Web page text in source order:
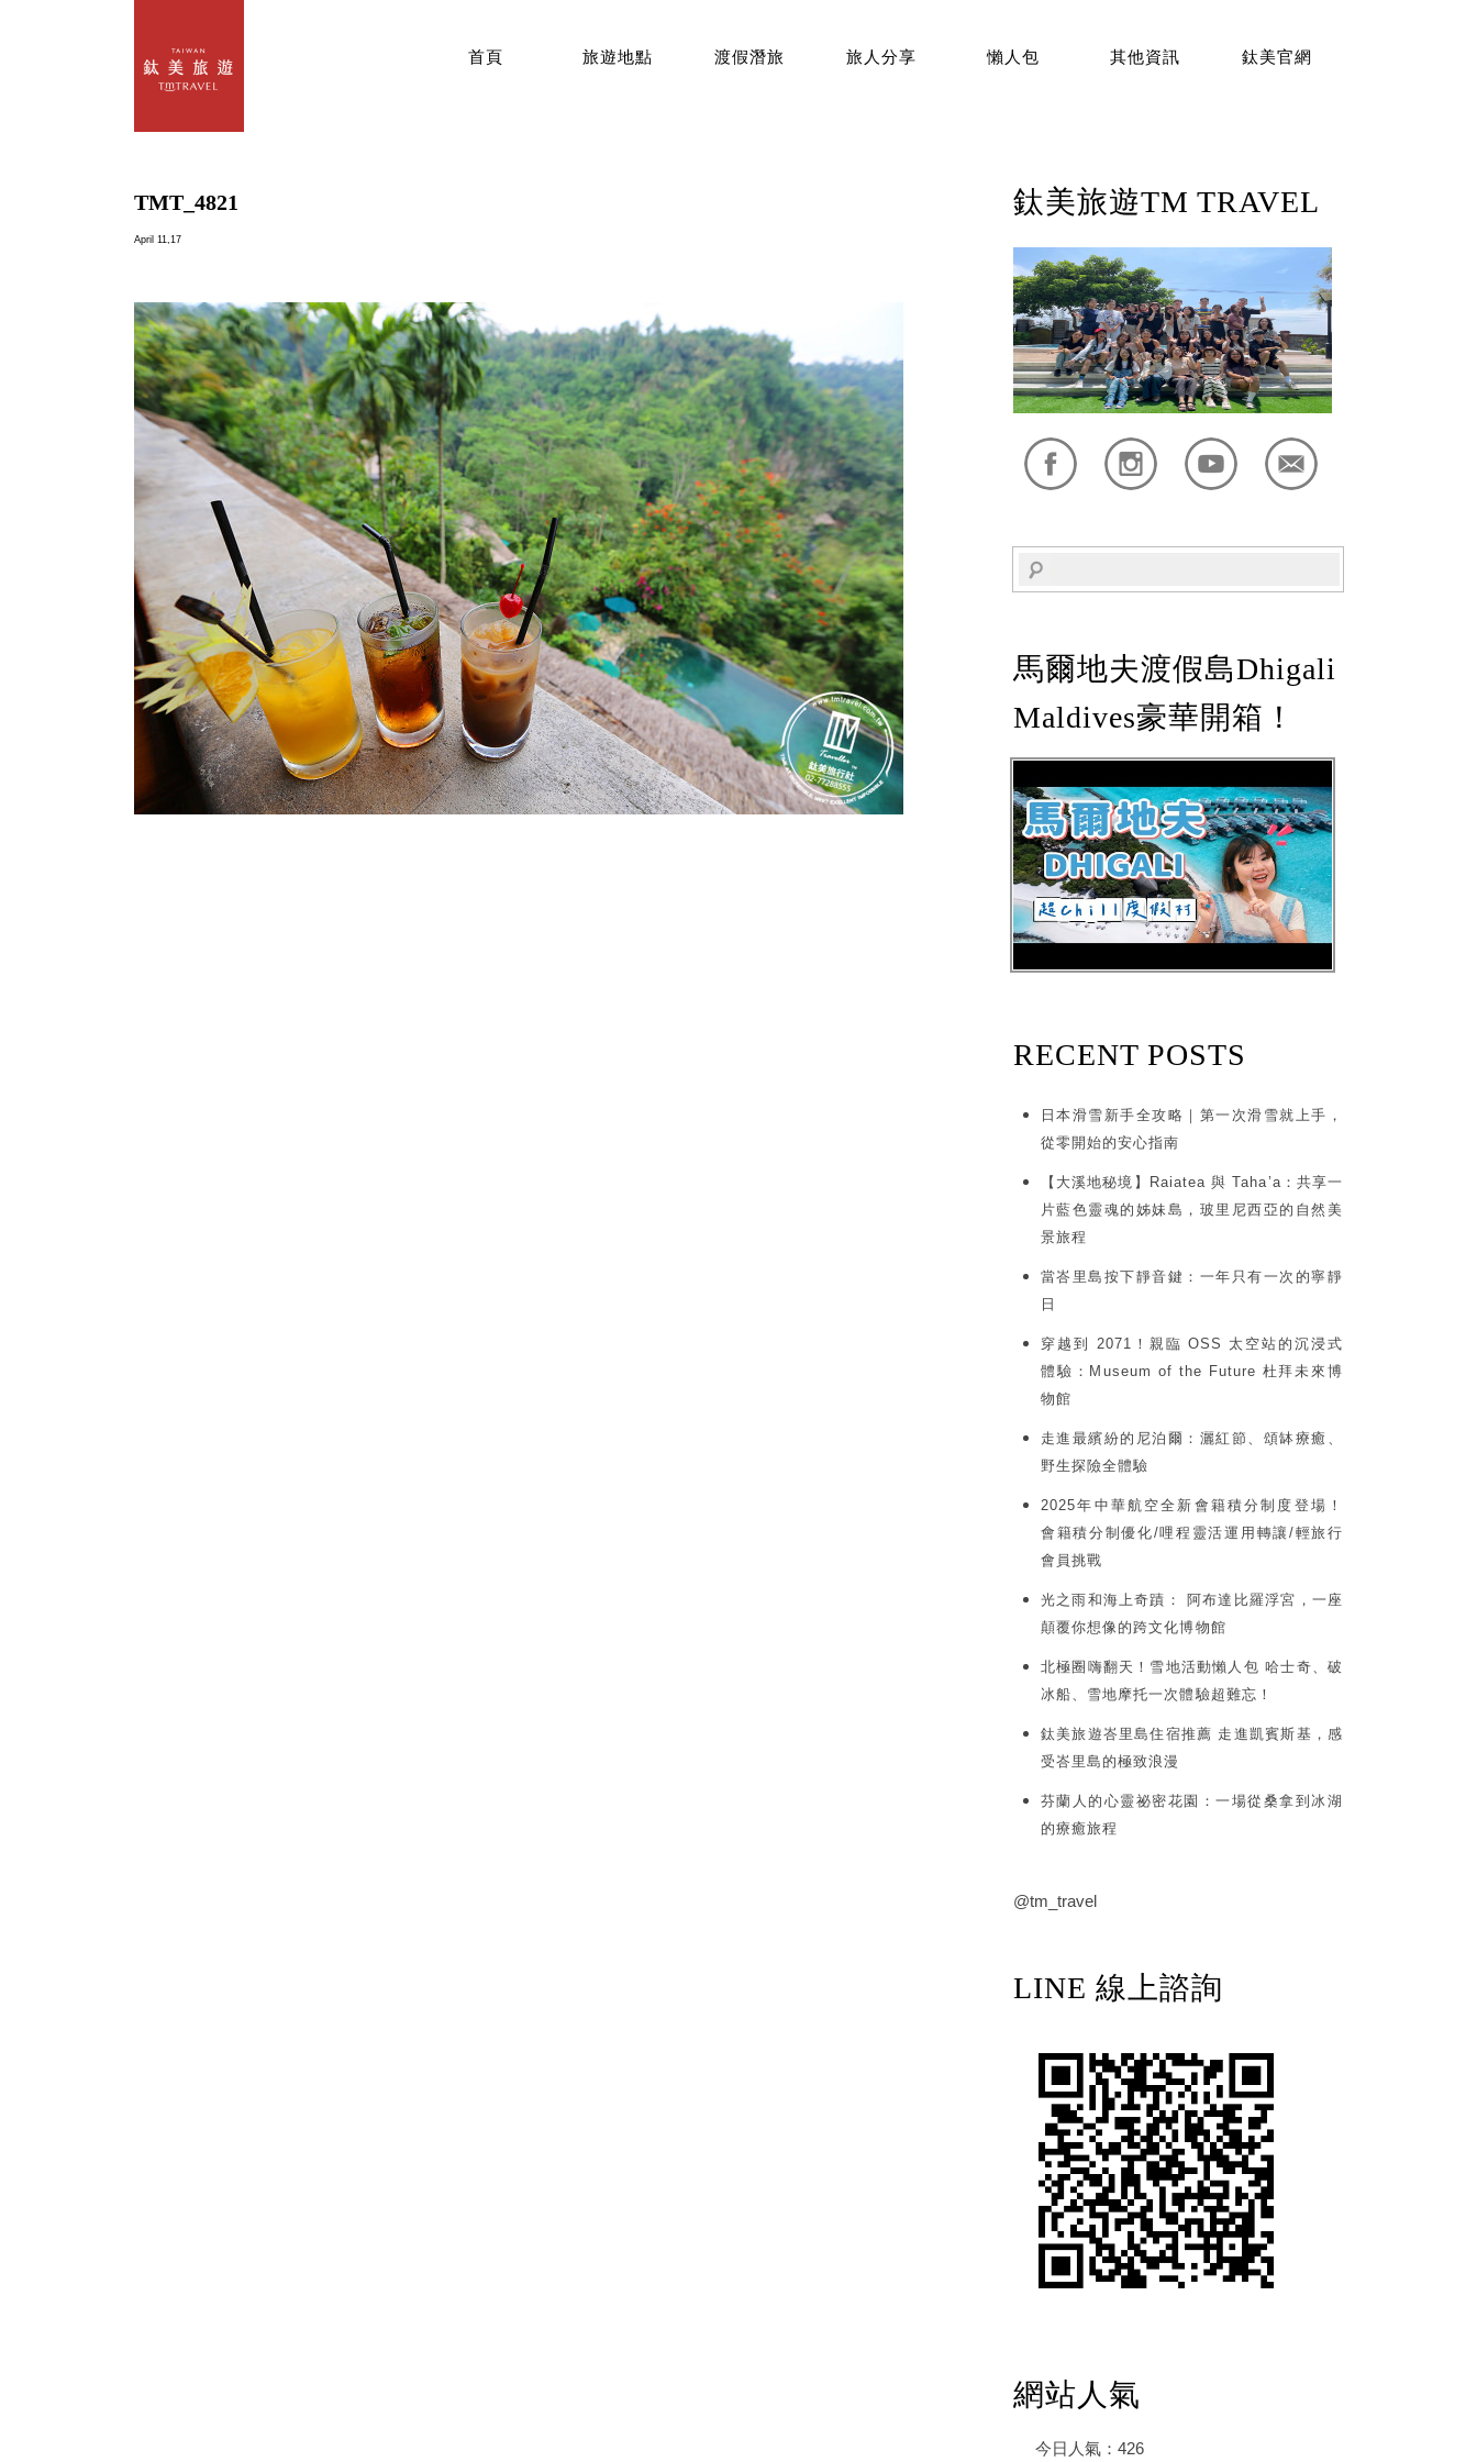
首頁 旅遊地點 渡假潛旅 旅人分享 懶人包 其他資訊 鈦美官網
TMT_4821
April 11,17
鈦美旅遊TM TRAVEL
馬爾地夫渡假島Dhigali
Maldives豪華開箱！
RECENT POSTS
日本滑雪新手全攻略｜第一次滑雪就上手，
從零開始的安心指南
【大溪地秘境】Raiatea 與 Taha’a：共享一
片藍色靈魂的姊妹島，玻里尼西亞的自然美
景旅程
當峇里島按下靜音鍵：一年只有一次的寧靜
日
穿越到 2071！親臨 OSS 太空站的沉浸式
體驗：Museum of the Future 杜拜未來博
物館
走進最繽紛的尼泊爾：灑紅節、頌缽療癒、
野生探險全體驗
2025年中華航空全新會籍積分制度登場！
會籍積分制優化/哩程靈活運用轉讓/輕旅行
會員挑戰
光之雨和海上奇蹟： 阿布達比羅浮宮，一座
顛覆你想像的跨文化博物館
北極圈嗨翻天！雪地活動懶人包 哈士奇、破
冰船、雪地摩托一次體驗超難忘！
鈦美旅遊峇里島住宿推薦 走進凱賓斯基，感
受峇里島的極致浪漫
芬蘭人的心靈祕密花園：一場從桑拿到冰湖
的療癒旅程
@tm_travel
LINE 線上諮詢
網站人氣
今日人氣： 426